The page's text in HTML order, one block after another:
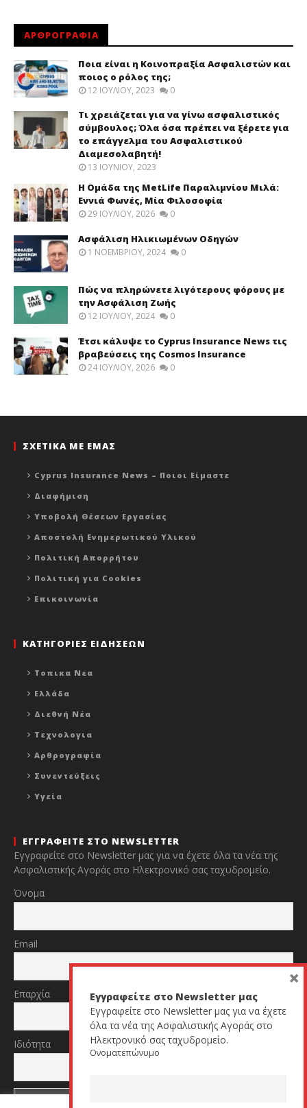
ΑΡΘΡΟΓΡΑΦΙΑ
Ποια είναι η Κοινοπραξία Ασφαλιστών και
ποιος ο ρόλος της;
12 ΙΟΥΛΊΟΥ, 2023 0
Τι χρειάζεται για να γίνω ασφαλιστικός
σύμβουλος; Όλα όσα πρέπει να ξέρετε για
το επάγγελμα του Ασφαλιστικού
Διαμεσολαβητή!
13 ΙΟΥΝΊΟΥ, 2023
Η Ομάδα της MetLife Παραλιμνίου Μιλά:
Εννιά Φωνές, Μία Φιλοσοφία
29 ΙΟΥΛΊΟΥ, 2026 0
Ασφάλιση Ηλικιωμένων Οδηγών
1 ΝΟΕΜΒΡΊΟΥ, 2024 0
Πώς να πληρώνετε λιγότερους φόρους με
την Ασφάλιση Ζωής
12 ΙΟΥΛΊΟΥ, 2024 0
Έτσι κάλυψε το Cyprus Insurance News τις
βραβεύσεις της Cosmos Insurance
24 ΙΟΥΛΊΟΥ, 2026 0
ΣΧΕΤΙΚΑ ΜΕ ΕΜΑΣ
Cyprus Insurance News – Ποιοι Είμαστε
Διαφήμιση
Υποβολή Θέσεων Εργασίας
Αποστολή Ενημερωτικού Υλικού
Πολιτική Απορρήτου
Πολιτική για Cookies
Επικοινωνία
ΚΑΤΗΓΟΡΙΕΣ ΕΙΔΗΣΕΩΝ
Τοπικα Νεα
Ελλάδα
Διεθνή Νέα
Τεχνολογια
Αρθρογραφία
Συνεντεύξεις
Υγεία
ΕΓΓΡΑΦΕΙΤΕ ΣΤΟ NEWSLETTER
Εγγραφείτε στο Newsletter μας για να έχετε όλα τα νέα της
Ασφαλιστικής Αγοράς στο Ηλεκτρονικό σας ταχυδρομείο.
Όνομα
Email
Επαρχία
Ιδιότητα
Εγγραφείτε στο Newsletter μας
Εγγραφείτε στο Newsletter μας για να έχετε
όλα τα νέα της Ασφαλιστικής Αγοράς στο
Ηλεκτρονικό σας ταχυδρομείο.
Ονοματεπώνυμο
×